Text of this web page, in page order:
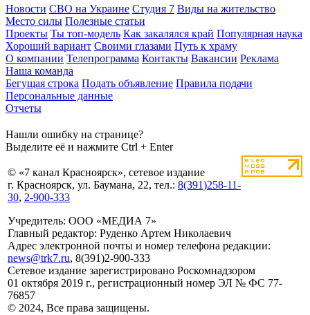
Новости СВО на Украине Студия 7 Виды на жительство
Место силы Полезные статьи
Проекты Ты топ-модель Как закалялся край Популярная наука
Хороший вариант Своими глазами Путь к храму
О компании Телепрограмма Контакты Вакансии Реклама
Наша команда
Бегущая строка Подать объявление Правила подачи
Персональные данные
Отчеты
Нашли ошибку на странице?
Выделите её и нажмите Ctrl + Enter
© «7 канал Красноярск», сетевое издание
г. Красноярск, ул. Баумана, 22, тел.: 8(391)258-11-
30, 2-900-333
Учредитель: ООО «МЕДИА 7»
Главный редактор: Руденко Артем Николаевич
Адрес электронной почты и номер телефона редакции:
news@trk7.ru, 8(391)2-900-333
Сетевое издание зарегистрировано Роскомнадзором
01 октября 2019 г., регистрационный номер ЭЛ № ФС 77-
76857
© 2024, Все права защищены.